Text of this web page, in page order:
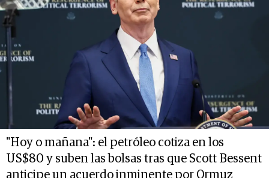
"Hoy o mañana": el petróleo cotiza en los
US$80 y suben las bolsas tras que Scott Bessent
anticipe un acuerdo inminente por Ormuz